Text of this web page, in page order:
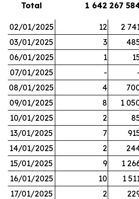
Total 1 642 267
02/01/2025 12 2
03/01/2025
3
06/01/2025
1
07/01/2025
-
08/01/2025
4
09/01/2025
8 1
10/01/2025
2
13/01/2025
7
14/01/2025
2
15/01/2025
9 1
16/01/2025
10 1
17/01/2025
2